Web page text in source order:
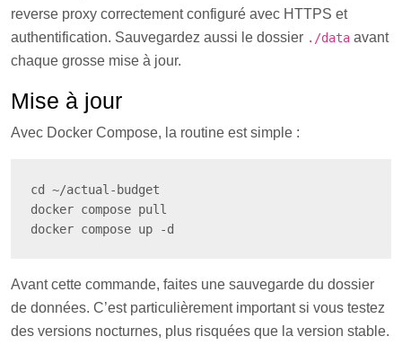
reverse proxy correctement configuré avec HTTPS et
authentification. Sauvegardez aussi le dossier ./data avant
chaque grosse mise à jour.
Mise à jour
Avec Docker Compose, la routine est simple :
cd ~/actual-budget
docker compose pull
docker compose up -d
Avant cette commande, faites une sauvegarde du dossier
de données. C’est particulièrement important si vous testez
des versions nocturnes, plus risquées que la version stable.